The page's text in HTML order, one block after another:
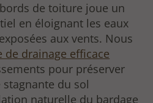
de toiture joue un
en éloignant les eaux
aux vents. Nous
de drainage efficace
pour préserver
du sol
naturelle du bardage